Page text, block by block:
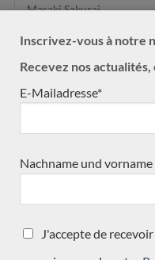
Masaki Sakurai
Zbigniew Gnatek
Greg Smallman
Enrico Bottelli
Inscrivez-vous à notre
Recevez nos
E-Mailadresse*
Nachname und vorname
J'accepte de